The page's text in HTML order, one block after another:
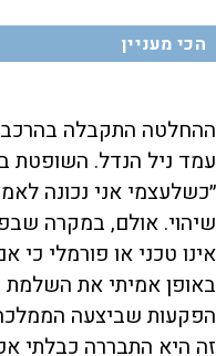
הכי מעניין
ההחלטה התקבלה
עמד ניל הנדל. השופטת
״כשלעצמי אני נכונה
שיהוי. אולם, במקרה
אינו טכני או פורמלי כי
באופן אמיתי את השלמת
הפקעות שביצעה
זה היא התבררה כבלתי